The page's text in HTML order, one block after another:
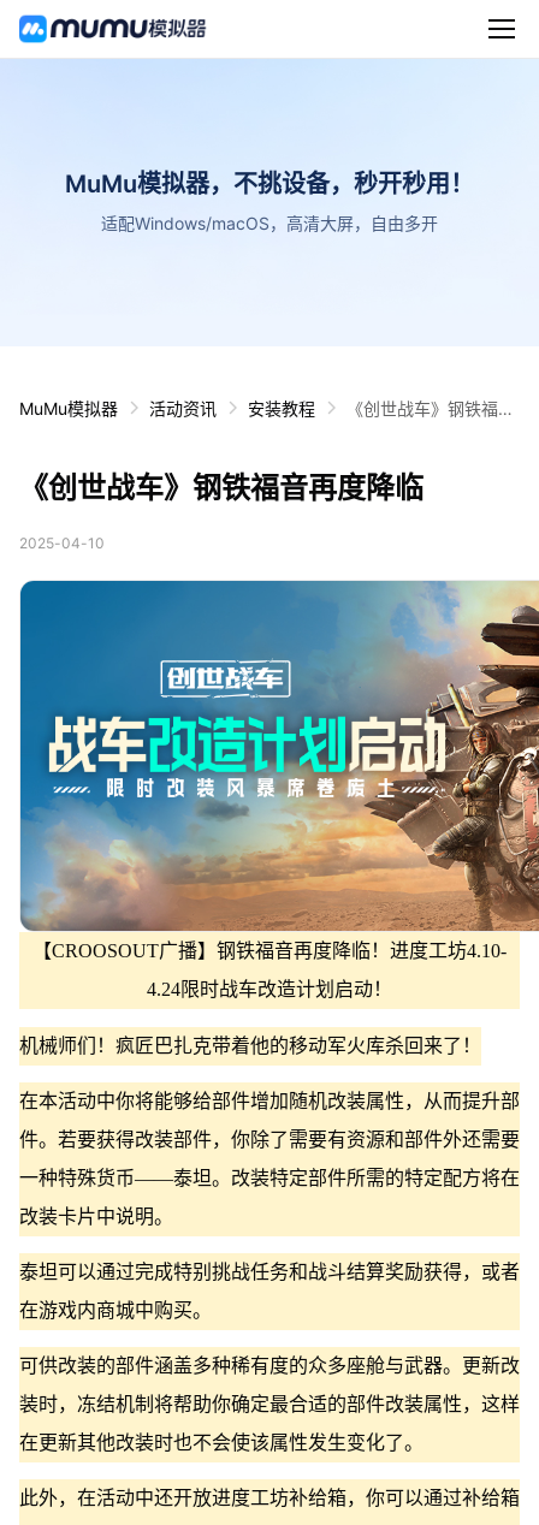
MuMu模拟器，不挑设备，秒开秒用！
适配Windows/macOS，高清大屏，自由多开
MuMu模拟器 活动资讯 安装教程
《创世战车》钢铁福音
《创世战车》钢铁福音再度降临
2025-04-10
【CROOSOUT广播】钢铁福音再度降临！进度工坊4.10-
4.24限时战车改造计划启动！
机械师们！疯匠巴扎克带着他的移动军火库杀回来了！
在本活动中你将能够给部件增加随机改装属性，从而提升部
件。若要获得改装部件，你除了需要有资源和部件外还需要
一种特殊货币——泰坦。改装特定部件所需的特定配方将在
改装卡片中说明。
泰坦可以通过完成特别挑战任务和战斗结算奖励获得，或者
在游戏内商城中购买。
可供改装的部件涵盖多种稀有度的众多座舱与武器。更新改
装时，冻结机制将帮助你确定最合适的部件改装属性，这样
在更新其他改装时也不会使该属性发生变化了。
此外，在活动中还开放进度工坊补给箱，你可以通过补给箱